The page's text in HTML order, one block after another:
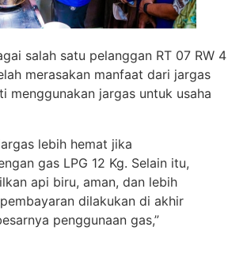
salah satu pelanggan RT 07 RW 4
merasakan manfaat dari jargas
menggunakan jargas untuk usaha
lebih hemat jika
gas LPG 12 Kg. Selain itu,
api biru, aman, dan lebih
dilakukan di akhir
penggunaan gas,”